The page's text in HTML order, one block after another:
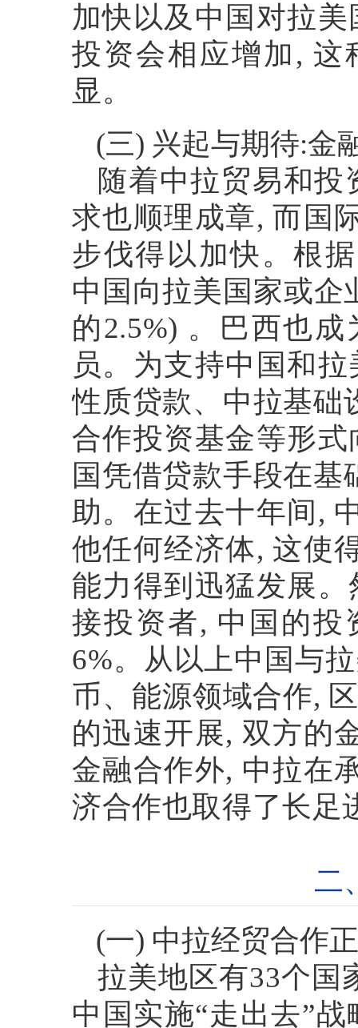
加快以及中国对拉
投资会相应增加 , 这
显。
(三) 兴起与期待:金
随着中拉贸易和投
求也顺理成章,而国
步伐得以加快。根
中国向拉美国家或企
的2.5%) 。巴西也
员。为支持中国和
性质贷款、中拉基础
合作投资基金等形
国凭借贷款手段在
助。在过去十年间 ,
他任何经济体, 这使
能力得到迅猛发展。
接投资者, 中国的投
6%。从以上中国与
币、能源领域合作,
的迅速开展, 双方的
金融合作外, 中拉在
济合作也取得了长足
二
(一) 中拉经贸合作
拉美地区有33个国
中国实施“走出去”战